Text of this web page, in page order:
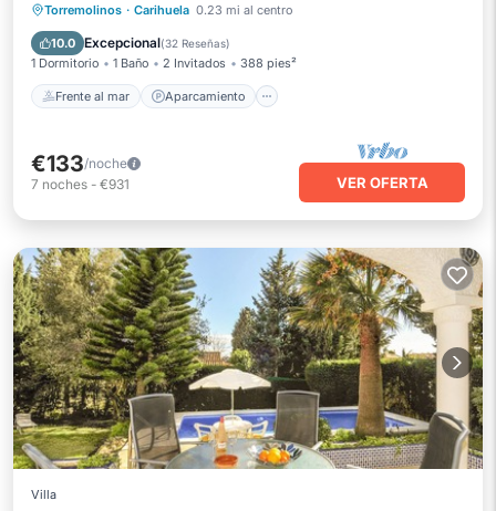
Torremolinos · Carihuela 0.23 mi al centro
10.0 Excepcional(32 Reseñas)
1 Dormitorio 1 Baño 2 Invitados 388 pies²
Frente al mar Aparcamiento
Frente al mar Aparcamiento
Vista al mar
€133/noche
7 noches - €931 VER OFERTA
Villa